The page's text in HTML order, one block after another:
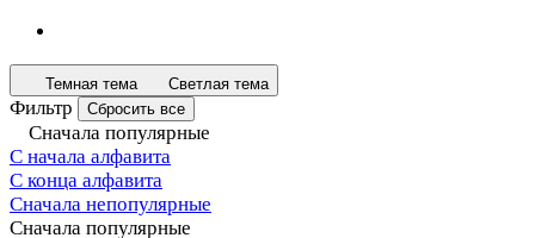
Темная тема Светлая тема
Фильтр Сбросить все
Сначала популярные
С начала алфавита
С конца алфавита
Сначала непопулярные
Сначала популярные